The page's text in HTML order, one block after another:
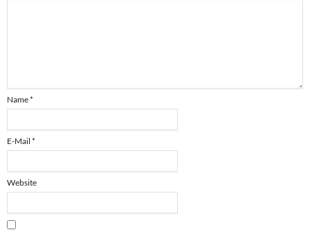
Name*
E-Mail *
Website